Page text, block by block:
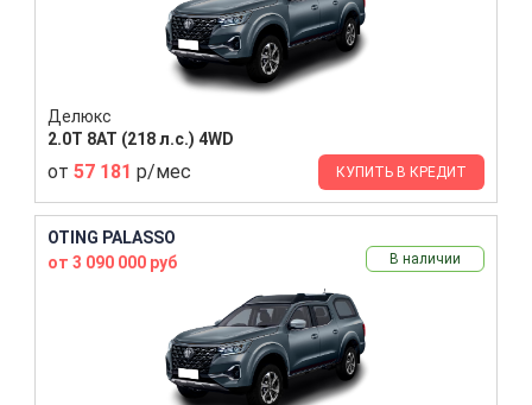
Делюкс
2.0T 8AT (218 л.с.) 4WD
от 57 181 р/мес КУПИТЬ В КРЕДИТ
OTING PALASSO
от 3 090 000 руб
В наличии